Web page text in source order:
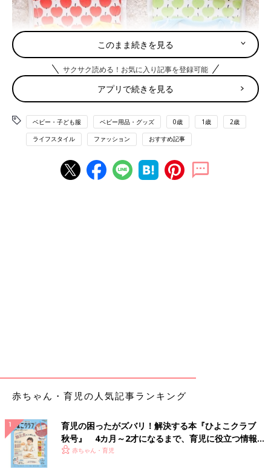
ユニクロのベビーアイテムの中でも定評があるボディースーツ。
「持ってる！」というママも多いのではないでしょうか。
ではのお手頃価格。「フィンレイソン」で人気のゾウ柄
「ELEFANTTI」とりんご柄「OMPPU」がセットになっていま
ユニクロのベビー服といえば全てのタグが外側についているのが
特徴。ボディスーツももちろんタグは外側です。
このまま続きを見る
サクサク読める！お気に入り記事を登録可能
アプリで続きを見る
ベビー・子ども服 ベビー用品・グッズ 0歳 1歳 2歳
ライフスタイル ファッション おすすめ記事
赤ちゃん・育児の人気記事ランキング
育児の困ったがズバリ！解決する本『ひよこクラブ
秋号』 4カ月～2才になるまで、育児に役立つ情報が
いっぱい！
赤ちゃん・育児